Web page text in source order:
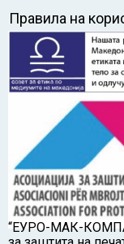
Правила на
“ЕУРО-МАК-